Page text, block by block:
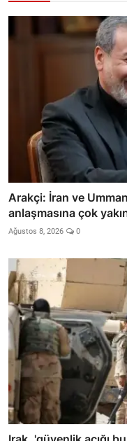
Arakçi: İran ve
anlaşmasına çok
Ağustos 8, 2026 0